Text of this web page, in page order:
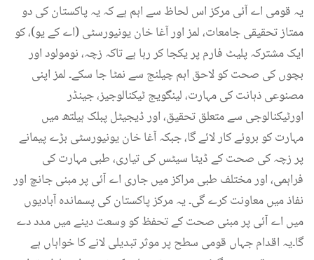
یہ قومی اے آئی مرکز اس لحاظ سے اہم ہے کہ یہ پاکستان کی دو
ممتاز تحقیقی جامعات، لمز اور آغا خان یونیورسٹی (اے کے یو)، کو
ایک مشترکہ پلیٹ فارم پر یکجا کر رہا ہے تاکہ زچہ، نومولود اور
بچوں کی صحت کو لاحق اہم چیلنج سے نمٹا جا سکے۔ لمز اپنی
مصنوعی ذہانت کی مہارت، لینگویج ٹیکنالوجیز، جینڈر
اورٹیکنالوجی سے متعلق تحقیق، اور ڈیجیٹل پبلک ہیلتھ میں
مہارت کو بروئے کار لائے گا، جبکہ آغا خان یونیورسٹی بڑے پیمانے
پر زچہ کی صحت کے ڈیٹا سیٹس کی تیاری، طبی مہارت کی
فراہمی، اور مختلف طبی مراکز میں جاری اے آئی پر مبنی جانچ اور
نفاذ میں معاونت کرے گی۔ یہ مرکز پاکستان کی پسماندہ آبادیوں
میں اے آئی پر مبنی صحت کے تحفظ کو وسعت دینے میں مدد دے
گا۔یہ اقدام جہاں قومی سطح پر موثر تبدیلی لانے کا خواہاں ہے